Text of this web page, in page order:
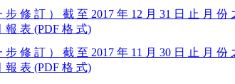
步 修 訂 ） 截 至 2017 年 12 月 31 日 止 月 份
報 表 (PDF 格 式)
步 修 訂 ） 截 至 2017 年 11 月 30 日 止 月 份
報 表 (PDF 格 式)